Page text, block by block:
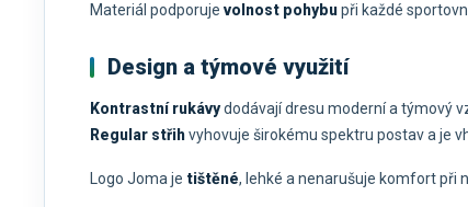
Materiál podporuje volnost pohybupři každé
Design a týmové využití
Kontrastní rukávydodávají dresu moderní a týmový
Regular střihvyhovuje širokému spektru postav a je
Logo Joma je tištěné, lehké a nenarušuje komfort při